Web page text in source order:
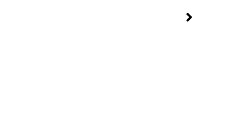
product image at a time. Use the Previous and Next buttons